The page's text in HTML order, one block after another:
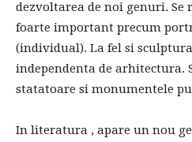
dezvoltarea de noi genuri. Se
foarte important precum
(individual). La fel si
independenta de arhitectura.
statatoare si monumentele
In literatura , apare un nou